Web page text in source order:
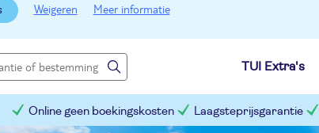
Weigeren Meer informatie
TUI Extra's
Online geen boekingskosten Laagsteprijsgarantie